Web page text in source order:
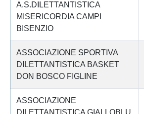
A.S.DILETTANTISTICA
MISERICORDIA CAMPI
BISENZIO
ASSOCIAZIONE SPORTIVA
DILETTANTISTICA BASKET
DON BOSCO FIGLINE
ASSOCIAZIONE